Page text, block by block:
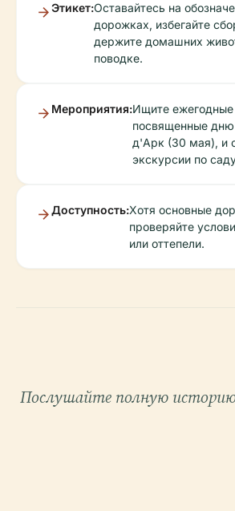
Этикет:Оставайтесь на
дорожках, избегайте
держите домашних
поводке.
Мероприятия:Ищите
посвященные
д'Арк (30 мая), и
экскурсии по
Доступность:Хотя основные
проверяйте
или оттепели.
Послушайте полную